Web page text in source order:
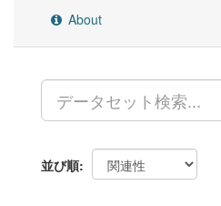
About
並び順